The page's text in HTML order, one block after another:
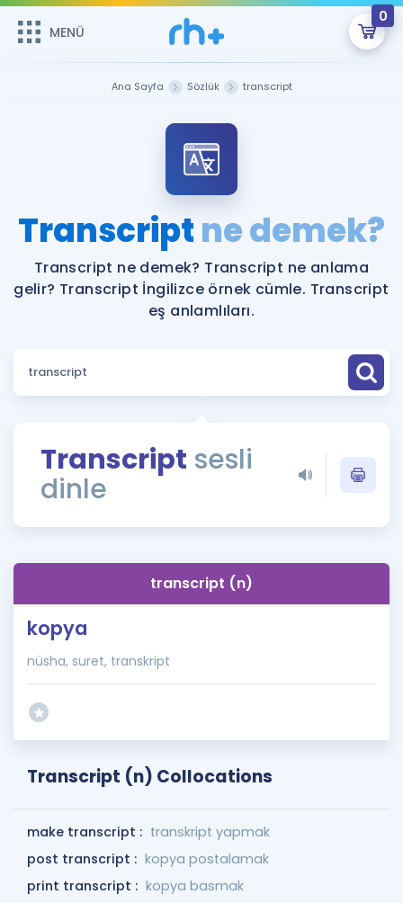
MENÜ
0
Şifremi Hatırlamıyorum
ÜYE DEĞİLİM
Sepetin Şu An Boş.
Remzi Hoca ile seni sınava hazırlayacak onlarca eğitim seni
bekliyor!
MENÜ
Katılımcı Görüşleri
Faydalı Araçlar
Sözlük
Rehberlik Aracı
ÖSYM Sınav Takvimi
İngilizce Gramer
Hakkımızda
Ana Sayfa Sözlük transcript
Transcriptne demek?
Transcript ne demek? Transcript ne anlama
gelir? Transcript İngilizce örnek cümle. Transcript
eş anlamlıları.
Transcript sesli
dinle
transcript (n)
kopya
nüsha, suret, transkript
Transcript (n) Collocations
make transcript : transkript yapmak
post transcript : kopya postalamak
print transcript : kopya basmak